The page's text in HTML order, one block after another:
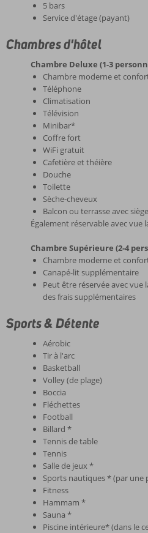
5 bars
Service d'étage (payant)
Chambres d'hôtel
Chambre Deluxe (1-3
Chambre moderne et
Téléphone
Climatisation
Télévision
Minibar*
Coffre fort
WiFi gratuit
Cafetière et théière
Douche
Toilette
Sèche-cheveux
Balcon ou terrasse avec
Également réservable avec vue
Chambre Supérieure (2-4
Chambre moderne et
Canapé-lit supplémentaire
Peut être réservée avec
des frais supplémentaires
Sports & Détente
Aérobic
Tir à l'arc
Basketball
Volley (de plage)
Boccia
Fléchettes
Football
Billard *
Tennis de table
Tennis
Salle de jeux *
Sports nautiques * (par une
Fitness
Hammam *
Sauna *
Piscine intérieure* (dans le